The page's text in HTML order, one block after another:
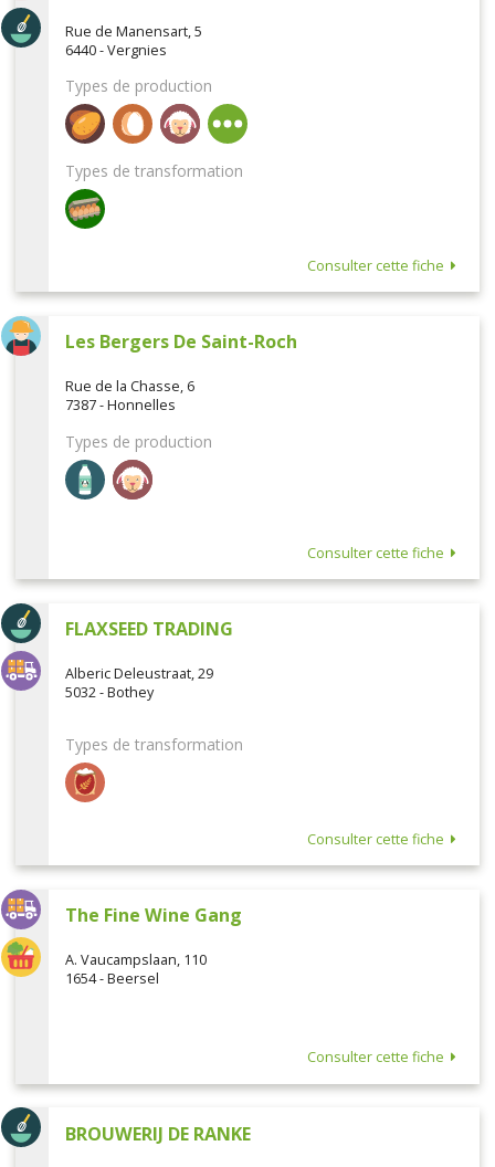
Rue de Manensart, 5
6440 - Vergnies
Types de production
Types de transformation
Consulter cette fiche
Les Bergers De Saint-Roch
Rue de la Chasse, 6
7387 - Honnelles
Types de production
Consulter cette fiche
FLAXSEED TRADING
Alberic Deleustraat, 29
5032 - Bothey
Types de transformation
Consulter cette fiche
The Fine Wine Gang
A. Vaucampslaan, 110
1654 - Beersel
Consulter cette fiche
BROUWERIJ DE RANKE